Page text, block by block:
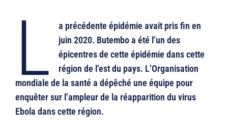
L
a précédente épidémie avait pris fin en
juin 2020. Butembo a été l’un des
épicentres de cette épidémie dans cette
région de l’est du pays. L’Organisation
mondiale de la santé a dépêché une équipe pour
enquêter sur l’ampleur de la réapparition du virus
Ebola dans cette région.